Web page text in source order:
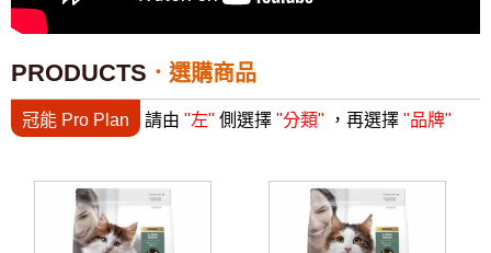
PRODUCTS 選購商品
冠能 Pro Plan 請由 "左" 側選擇 "分類" ，再選擇 "品牌"